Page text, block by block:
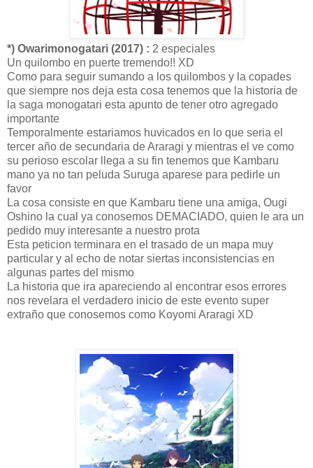
*) Owarimonogatari (2017) : 2 especiales
Un quilombo en puerte tremendo!! XD
Como para seguir sumando a los quilombos y la copades
que siempre nos deja esta cosa tenemos que la historia de
la saga monogatari esta apunto de tener otro agregado
importante
Temporalmente estariamos huvicados en lo que seria el
tercer año de secundaria de Araragi y mientras el ve como
su perioso escolar llega a su fin tenemos que Kambaru
mano ya no tan peluda Suruga aparese para pedirle un
favor
La cosa consiste en que Kambaru tiene una amiga, Ougi
Oshino la cual ya conosemos DEMACIADO, quien le ara un
pedido muy interesante a nuestro prota
Esta peticion terminara en el trasado de un mapa muy
particular y al echo de notar siertas inconsistencias en
algunas partes del mismo
La historia que ira apareciendo al encontrar esos errores
nos revelara el verdadero inicio de este evento super
extraño que conosemos como Koyomi Araragi XD